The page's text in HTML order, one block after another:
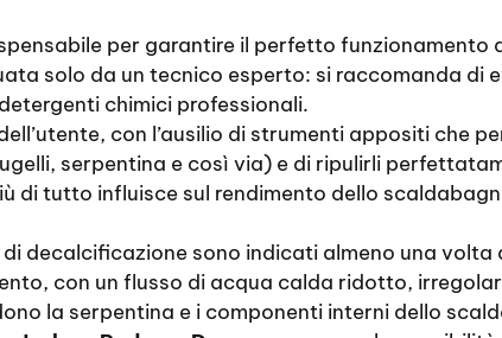
per garantire il perfetto funzionamento
solo da un tecnico esperto: si raccomanda di
chimici professionali.
con l’ausilio di strumenti appositi che
serpentina e così via) e di ripulirli
di tutto influisce sul rendimento dello
decalcificazione sono indicati almeno una volta
con un flusso di acqua calda ridotto,
la serpentina e i componenti interni dello